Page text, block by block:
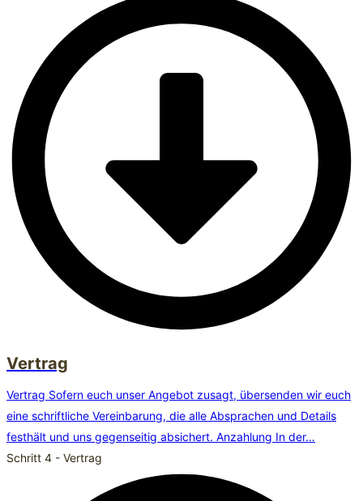
Vertrag
Vertrag Sofern euch unser Angebot zusagt, übersenden wir euch
eine schriftliche Vereinbarung, die alle Absprachen und Details
festhält und uns gegenseitig absichert. Anzahlung In der…
Schritt 4 - Vertrag